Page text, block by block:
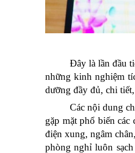
Đây là lần đầu
những kinh nghiệm
dưỡng đầy đủ, chi
Các nội dung
gặp mặt phổ biến
điện xung, ngâm
phòng nghỉ luôn